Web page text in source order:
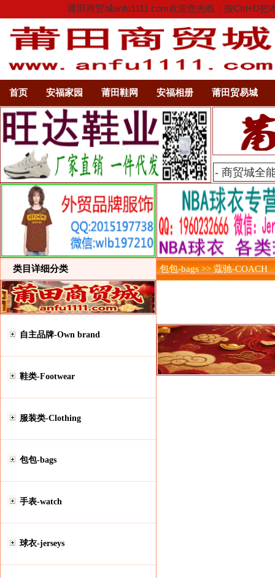
莆田商贸城anfu1111.com欢迎您光临：按Ctrl+D
首页 安福家园 莆田鞋网 安福相册 莆田贸易城
类目详细分类
自主品牌-Own brand
鞋类-Footwear
服装类-Clothing
包包-bags
手表-watch
球衣-jerseys
包包-bags >> 蔻驰-COACH